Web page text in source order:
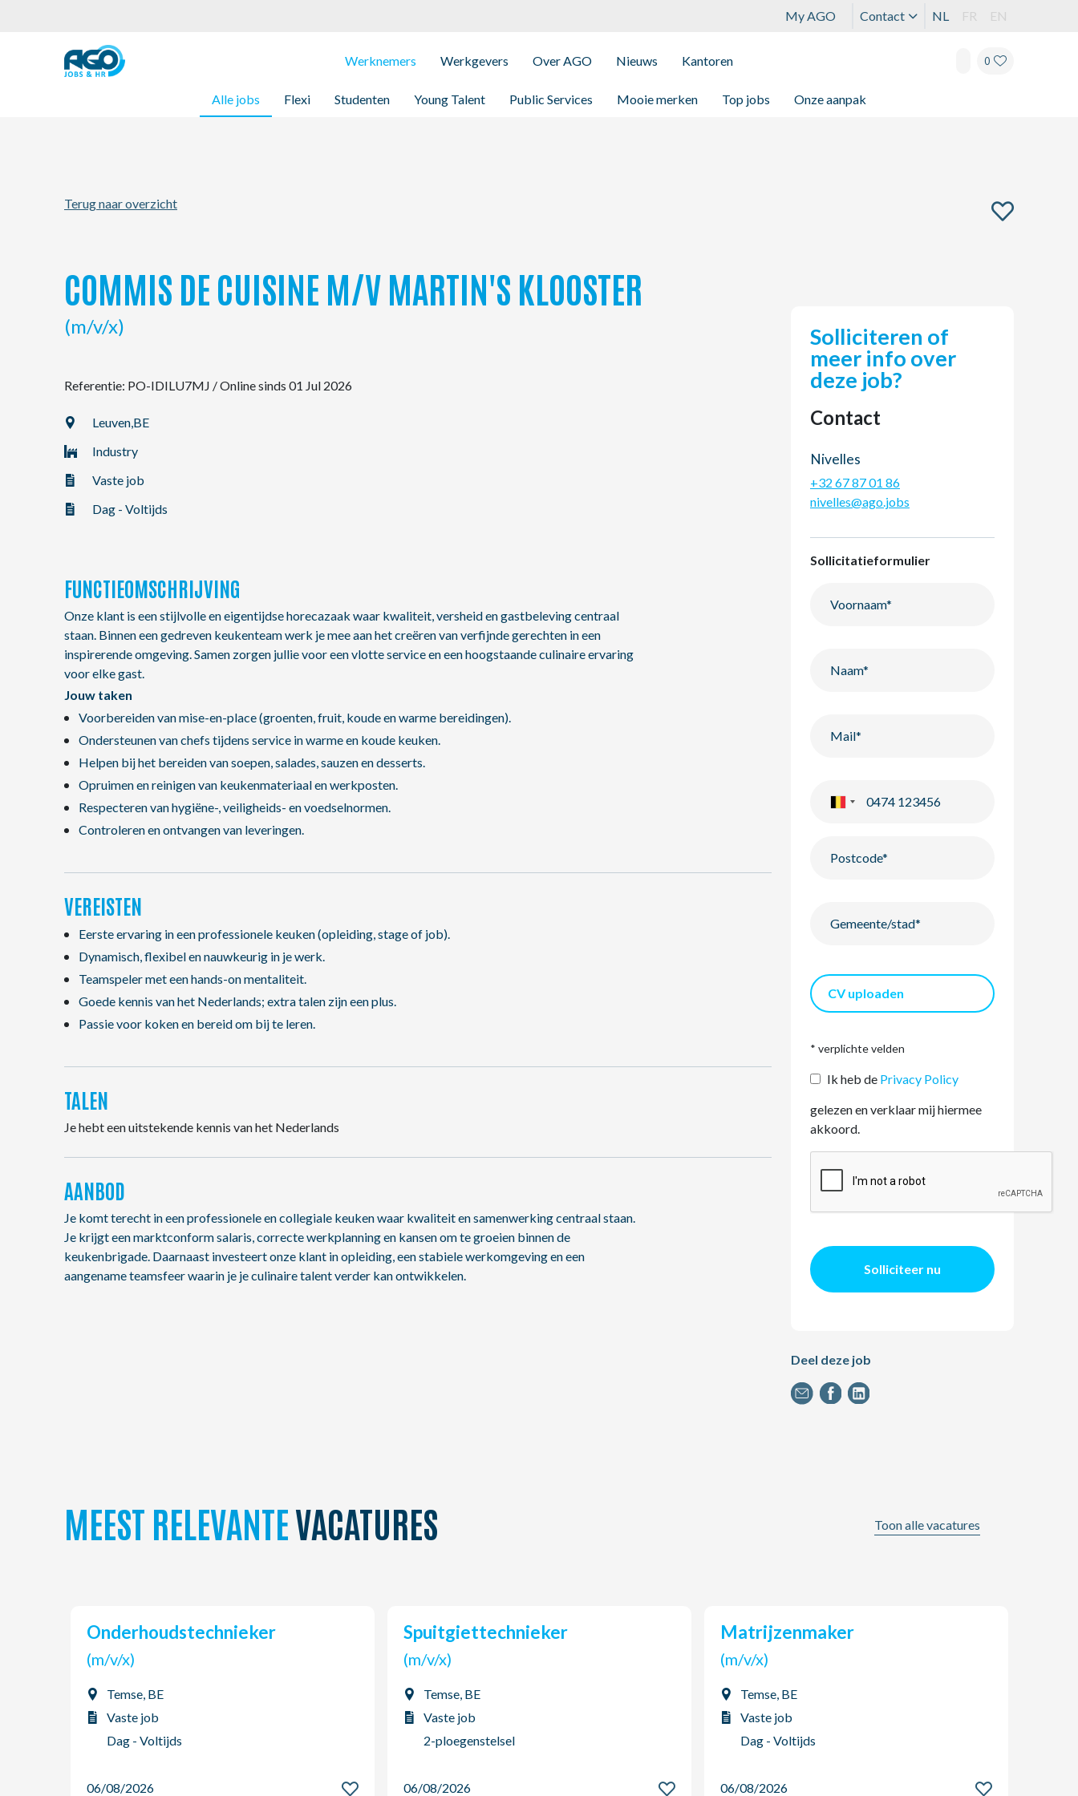
My AGO Contact NL FR EN
Werknemers
Alle jobs Flexi Studenten Young Talent Public Services Mooie merken Top jobs Onze aanpak
Werkgevers Over AGO Nieuws Kantoren 0
Werknemers
Kantoren
My AGO
Terug naar overzicht
COMMIS DE CUISINE M/V MARTIN'S KLOOSTER
(m/v/x)
Referentie: PO-IDILU7MJ /Online sinds 01 Jul 2026
Leuven,BE
Industry
Vaste job
Dag - Voltijds
FUNCTIEOMSCHRIJVING
Onze klant is een stijlvolle en eigentijdse horecazaak waar kwaliteit, versheid en gastbeleving centraal
staan. Binnen een gedreven keukenteam werk je mee aan het creëren van verfijnde gerechten in een
inspirerende omgeving. Samen zorgen jullie voor een vlotte service en een hoogstaande culinaire ervaring
voor elke gast.
Jouw taken
Voorbereiden van mise-en-place (groenten, fruit, koude en warme bereidingen).
Ondersteunen van chefs tijdens service in warme en koude keuken.
Helpen bij het bereiden van soepen, salades, sauzen en desserts.
Opruimen en reinigen van keukenmateriaal en werkposten.
Respecteren van hygiëne-, veiligheids- en voedselnormen.
Controleren en ontvangen van leveringen.
VEREISTEN
Eerste ervaring in een professionele keuken (opleiding, stage of job).
Dynamisch, flexibel en nauwkeurig in je werk.
Teamspeler met een hands-on mentaliteit.
Goede kennis van het Nederlands; extra talen zijn een plus.
Passie voor koken en bereid om bij te leren.
TALEN
Je hebt een uitstekende kennis van het Nederlands
AANBOD
Je komt terecht in een professionele en collegiale keuken waar kwaliteit en samenwerking centraal staan.
Je krijgt een marktconform salaris, correcte werkplanning en kansen om te groeien binnen de
keukenbrigade. Daarnaast investeert onze klant in opleiding, een stabiele werkomgeving en een
aangename teamsfeer waarin je je culinaire talent verder kan ontwikkelen.
Solliciteren of
meer info over
deze job?
Contact
Nivelles
+32 67 87 01 86
nivelles@ago.jobs
Sollicitatieformulier
CV uploaden
* verplichte velden
Ik heb de Privacy Policy
gelezen en verklaar mij hiermee
akkoord.
Solliciteer nu
Deel deze job
MEEST RELEVANTEVACATURES Toon alle vacatures
Onderhoudstechnieker
(m/v/x)
Temse, BE
Vaste job
Dag - Voltijds
06/08/2026
Spuitgiettechnieker
(m/v/x)
Temse, BE
Vaste job
2-ploegenstelsel
06/08/2026
Matrijzenmaker
(m/v/x)
Temse, BE
Vaste job
Dag - Voltijds
06/08/2026